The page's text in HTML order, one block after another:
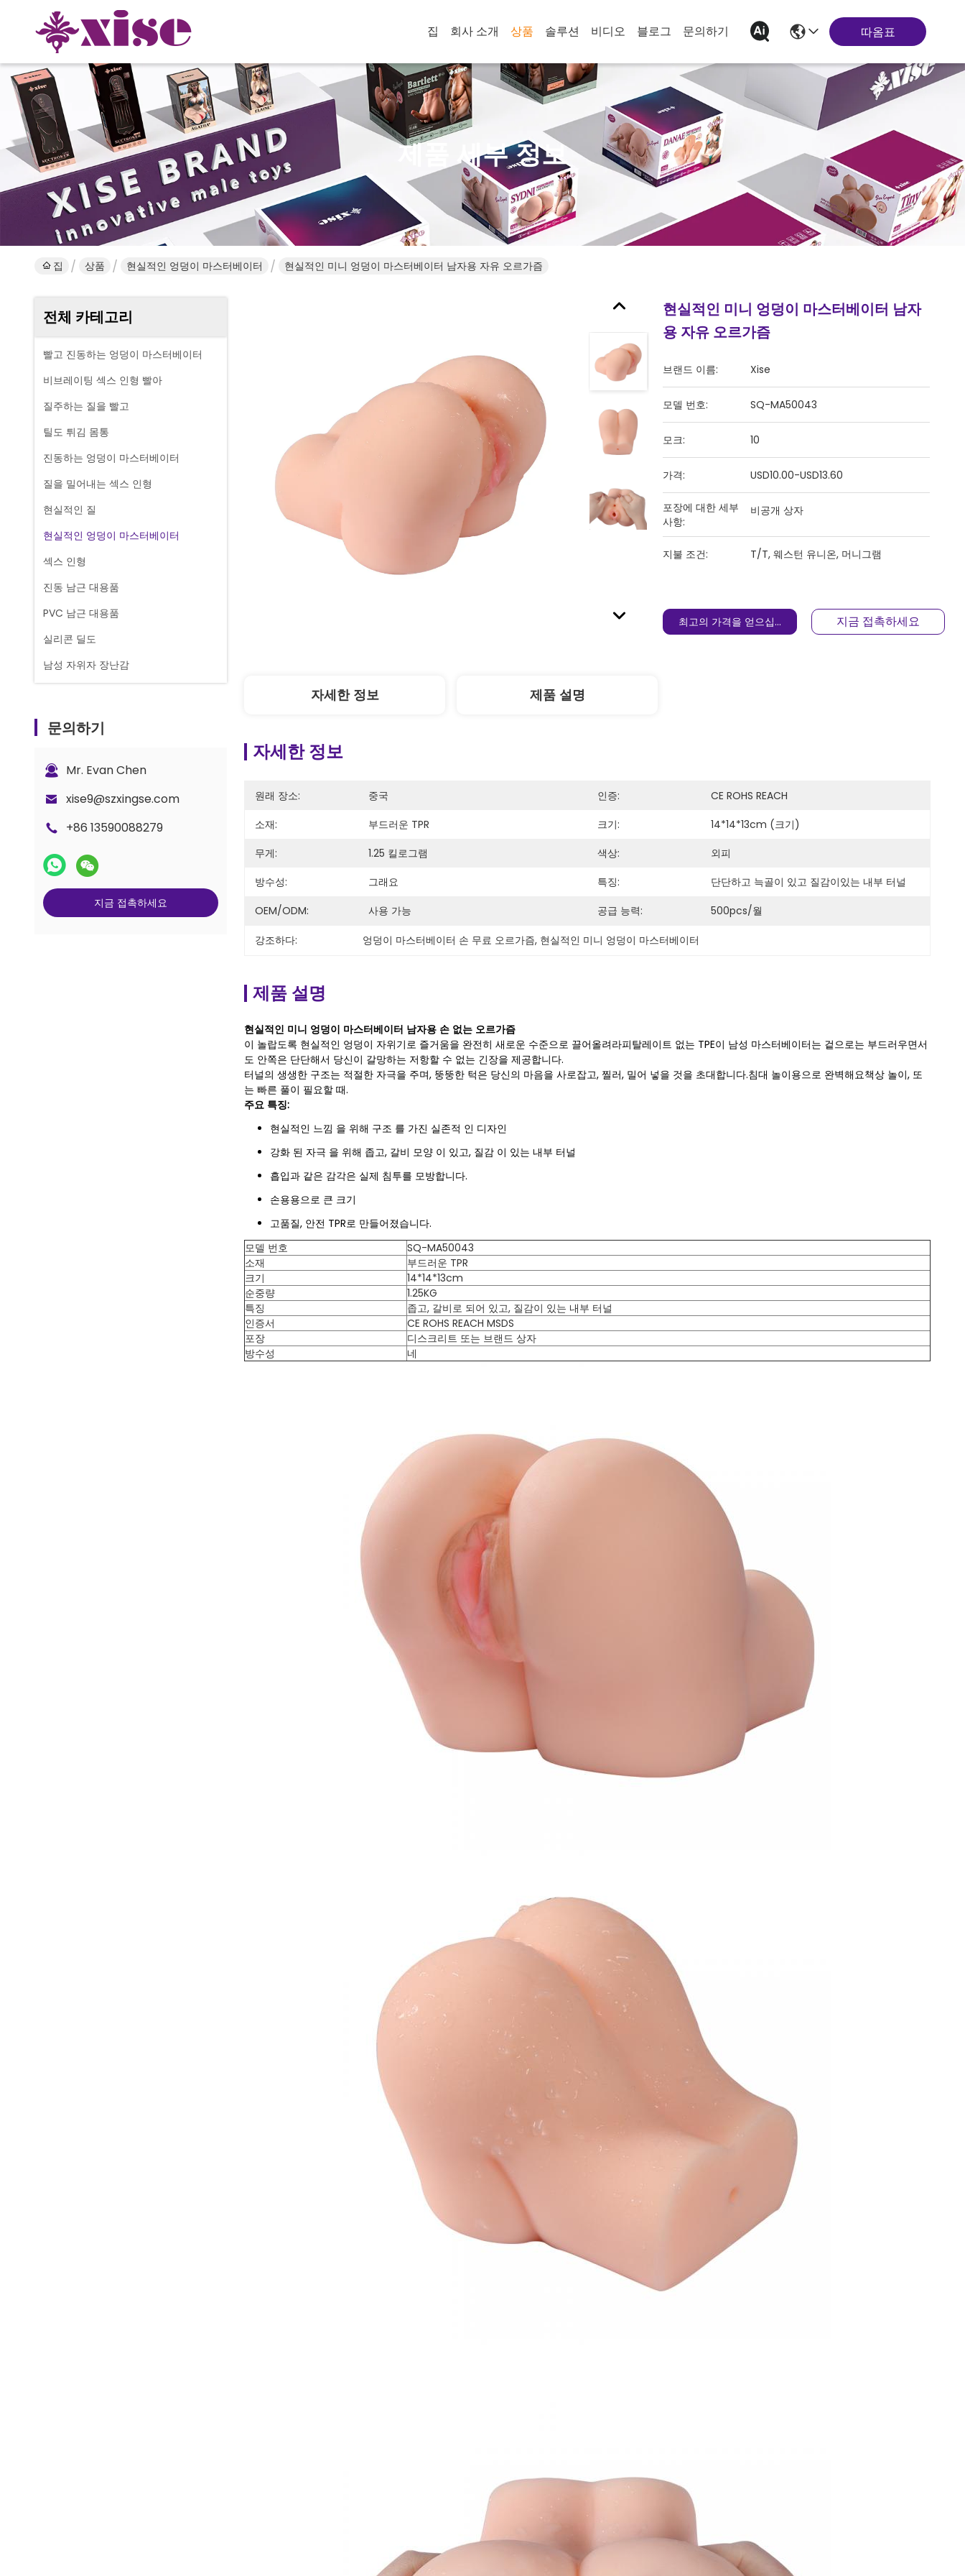
집 회사 소개 상품 솔루션 비디오 블로그 문의하기 따옴표
제품 세부 정보
집 상품 현실적인 엉덩이 마스터베이터 현실적인 미니 엉덩이 마스터베이터 남자용 자유 오르가즘
전체 카테고리
빨고 진동하는 엉덩이 마스터베이터
비브레이팅 섹스 인형 빨아
질주하는 질을 빨고
틸도 튀김 몸통
진동하는 엉덩이 마스터베이터
질을 밀어내는 섹스 인형
현실적인 질
현실적인 엉덩이 마스터베이터
섹스 인형
진동 남근 대용품
PVC 남근 대용품
실리콘 딜도
남성 자위자 장난감
문의하기
Mr. Evan Chen
xise9@szxingse.com
+86 13590088279
지금 접촉하세요
현실적인 미니 엉덩이 마스터베이터 남자
용 자유 오르가즘
브랜드 이름: Xise
모델 번호: SQ-MA50043
모크: 10
가격: USD10.00-USD13.60
포장에 대한 세부
사항:
비공개 상자
지불 조건: T/T, 웨스턴 유니온, 머니그램
최고의 가격을 얻으십시오 지금 접촉하세요
자세한 정보 제품 설명
자세한 정보
원래 장소: 중국 인증:
CE ROHS REACH
소재:
부드러운 TPR 크기:
14*14*13cm (크기)
무게:
1.25 킬로그램 색상:
외피
방수성:
그래요 특징:
단단하고 늑골이 있고 질감이있는 내부 터널
OEM/ODM:
사용 가능 공급 능력: 500pcs/월
강조하다: 엉덩이 마스터베이터 손 무료 오르가즘, 현실적인 미니 엉덩이 마스터베이터
제품 설명
현실적인 미니 엉덩이 마스터베이터 남자용 손 없는 오르가즘
이 놀랍도록 현실적인 엉덩이 자위기로 즐거움을 완전히 새로운 수준으로 끌어올려라피탈레이트 없는 TPE이 남성 마스터베이터는 겉으로는 부드러우면서
도 안쪽은 단단해서 당신이 갈망하는 저항할 수 없는 긴장을 제공합니다.
터널의 생생한 구조는 적절한 자극을 주며, 뚱뚱한 턱은 당신의 마음을 사로잡고, 찔러, 밀어 넣을 것을 초대합니다.침대 놀이용으로 완벽해요책상 놀이, 또
는 빠른 풀이 필요할 때.
주요 특징:
현실적인 느낌 을 위해 구조 를 가진 실존적 인 디자인
강화 된 자극 을 위해 좁고, 갈비 모양 이 있고, 질감 이 있는 내부 터널
흡입과 같은 감각은 실제 침투를 모방합니다.
손용용으로 큰 크기
고품질, 안전 TPR로 만들어졌습니다.
모델 번호
SQ-MA50043
소재
부드러운 TPR
크기
14*14*13cm
순중량
1.25KG
특징
좁고, 갈비로 되어 있고, 질감이 있는 내부 터널
인증서
CE ROHS REACH MSDS
포장
디스크리트 또는 브랜드 상자
방수성
네